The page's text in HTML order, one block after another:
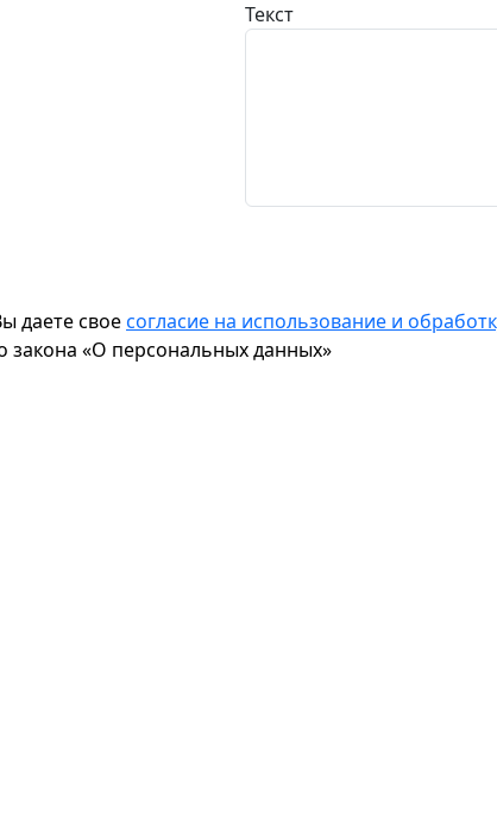
Текст
даете своесогласие на использование и
закона «О персональных данных»